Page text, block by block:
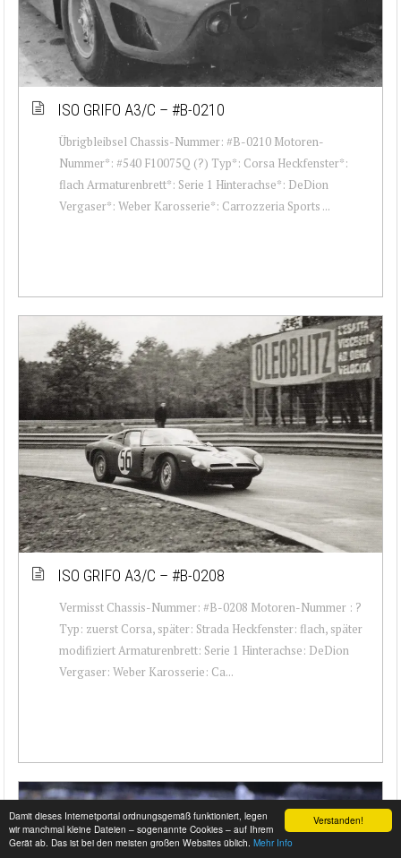
Verstanden!
Damit dieses Internetportal ordnungsgemäß funktioniert, legen
wir manchmal kleine Dateien – sogenannte Cookies – auf Ihrem
Gerät ab. Das ist bei den meisten großen Websites üblich. Mehr Info
ISO GRIFO A3/C – #B-0210
Übrigbleibsel Chassis-Nummer: #B-0210 Motoren-
Nummer*: #540 F10075Q (?) Typ*: Corsa Heckfenster*:
flach Armaturenbrett*: Serie 1 Hinterachse*: DeDion
Vergaser*: Weber Karosserie*: Carrozzeria Sports ...
ISO GRIFO A3/C – #B-0208
Vermisst Chassis-Nummer: #B-0208 Motoren-Nummer : ?
Typ: zuerst Corsa, später: Strada Heckfenster: flach, später
modifiziert Armaturenbrett: Serie 1 Hinterachse: DeDion
Vergaser: Weber Karosserie: Ca...